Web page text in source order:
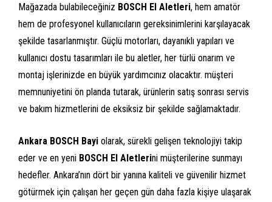
Mağazada bulabileceğiniz BOSCH El Aletleri, hem amatör
hem de profesyonel kullanıcıların gereksinimlerini karşılayacak
şekilde tasarlanmıştır. Güçlü motorları, dayanıklı yapıları ve
kullanıcı dostu tasarımları ile bu aletler, her türlü onarım ve
montaj işlerinizde en büyük yardımcınız olacaktır. müşteri
memnuniyetini ön planda tutarak, ürünlerin satış sonrası servis
ve bakım hizmetlerini de eksiksiz bir şekilde sağlamaktadır.
Ankara BOSCH Bayi olarak, sürekli gelişen teknolojiyi takip
eder ve en yeni BOSCH El Aletlerini müşterilerine sunmayı
hedefler. Ankara’nın dört bir yanına kaliteli ve güvenilir hizmet
götürmek için çalışan her geçen gün daha fazla kişiye ulaşarak